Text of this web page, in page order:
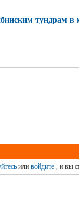
тундрам в
или войдите, и вы